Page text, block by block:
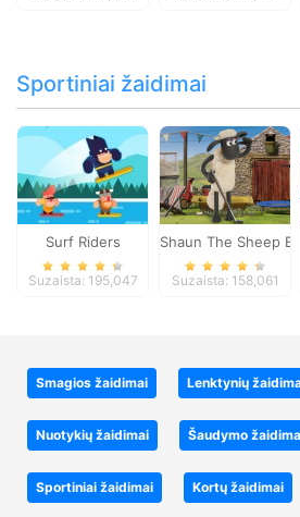
Sportiniai žaidimai
Surf Riders
Suzaista: 195,047
Shaun The Sheep
Suzaista: 158,061
Smagios žaidimai Lenktynių
Nuotykių žaidimai Šaudymo
Sportiniai žaidimai Kortų žaidimai